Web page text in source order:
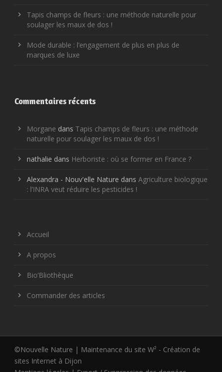
Tapis champs de fleurs : une méthode naturelle pour
soulager les maux de dos !
Mode durable : l’engagement de plus en plus de
marques de luxe
Commentaires récents
Morgane dans Tapis champs de fleurs : une méthode
naturelle pour soulager les maux de dos !
nathalie dans Herboriste : où se former en France ?
Alexandra - Nouv'elle Nature dans Agriculture biologique
: l’INRA veut réduire les pesticides !
Accueil
A propos
Bio’Bliothèque
Commander des articles
©Nouvelle Nature | Maintenance du site W² - Création de
sites Internet à Dijon